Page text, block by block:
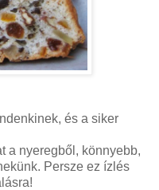
és a siker
a nyeregből, könnyebb,
Persze ez ízlés